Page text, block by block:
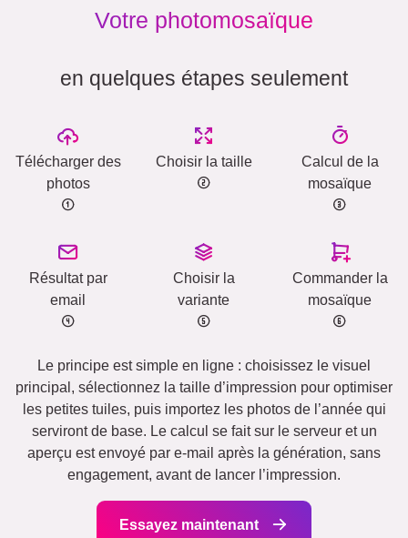
Votre photomosaïque
en quelques étapes seulement
Télécharger des
photos
Choisir la taille
Calcul de la
mosaïque
Résultat par
email
Choisir la
variante
Commander la
mosaïque
Le principe est simple en ligne : choisissez le visuel
principal, sélectionnez la taille d’impression pour optimiser
les petites tuiles, puis importez les photos de l’année qui
serviront de base. Le calcul se fait sur le serveur et un
aperçu est envoyé par e-mail après la génération, sans
engagement, avant de lancer l’impression.
Essayez maintenant